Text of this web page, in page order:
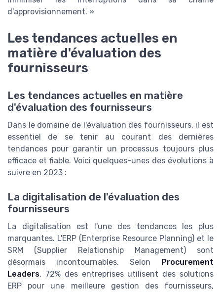
d'approvisionnement. »
Les tendances actuelles en
matière d'évaluation des
fournisseurs
Les tendances actuelles en matière
d'évaluation des fournisseurs
Dans le domaine de l'évaluation des fournisseurs, il est
essentiel de se tenir au courant des dernières
tendances pour garantir un processus toujours plus
efficace et fiable. Voici quelques-unes des évolutions à
suivre en 2023 :
La digitalisation de l'évaluation des
fournisseurs
La digitalisation est l'une des tendances les plus
marquantes. L'ERP (Enterprise Resource Planning) et le
SRM (Supplier Relationship Management) sont
désormais incontournables. Selon Procurement
Leaders, 72% des entreprises utilisent des solutions
ERP pour une meilleure gestion des fournisseurs,